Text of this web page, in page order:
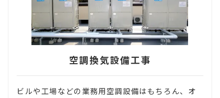
空調換気設備工事
ビルや工場などの業務用空調設備はもちろん、オ